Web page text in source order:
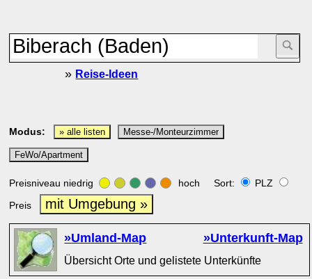
» Reise-Ideen
Modus: » alle listen Messe-/Monteurzimmer
FeWo/Apartment
Preisniveau niedrig hoch Sort:
PLZ
Preis
mit Umgebung »
»Umland-Map »Unterkunft-Map
Übersicht Orte und gelistete Unterkünfte